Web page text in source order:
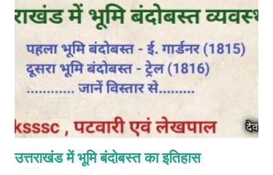
उत्तराखंड में भूमि बंदोबस्त का इतिहास